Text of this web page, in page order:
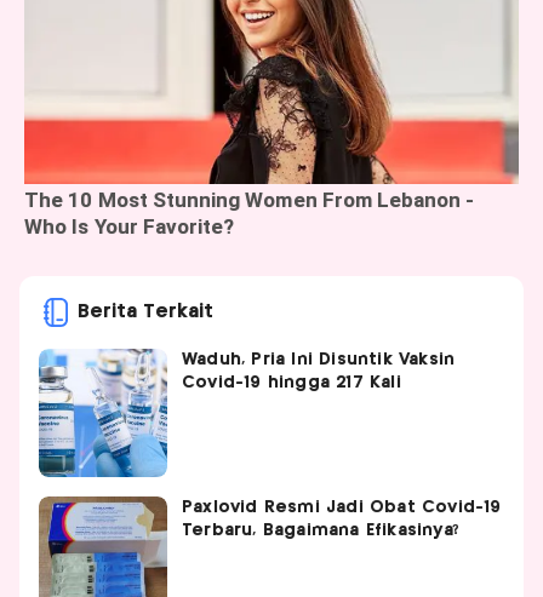
Berita Terkait
Waduh, Pria Ini Disuntik Vaksin
Covid-19 hingga 217 Kali
Paxlovid Resmi Jadi Obat Covid-19
Terbaru, Bagaimana Efikasinya?